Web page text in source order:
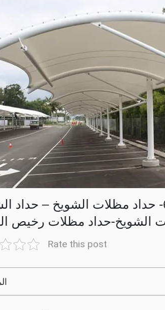
رقم حداد الشويخ 66185066- حداد مظلات الشويخ –
الشويخ-حداد مظلات رخيص
Rate this post